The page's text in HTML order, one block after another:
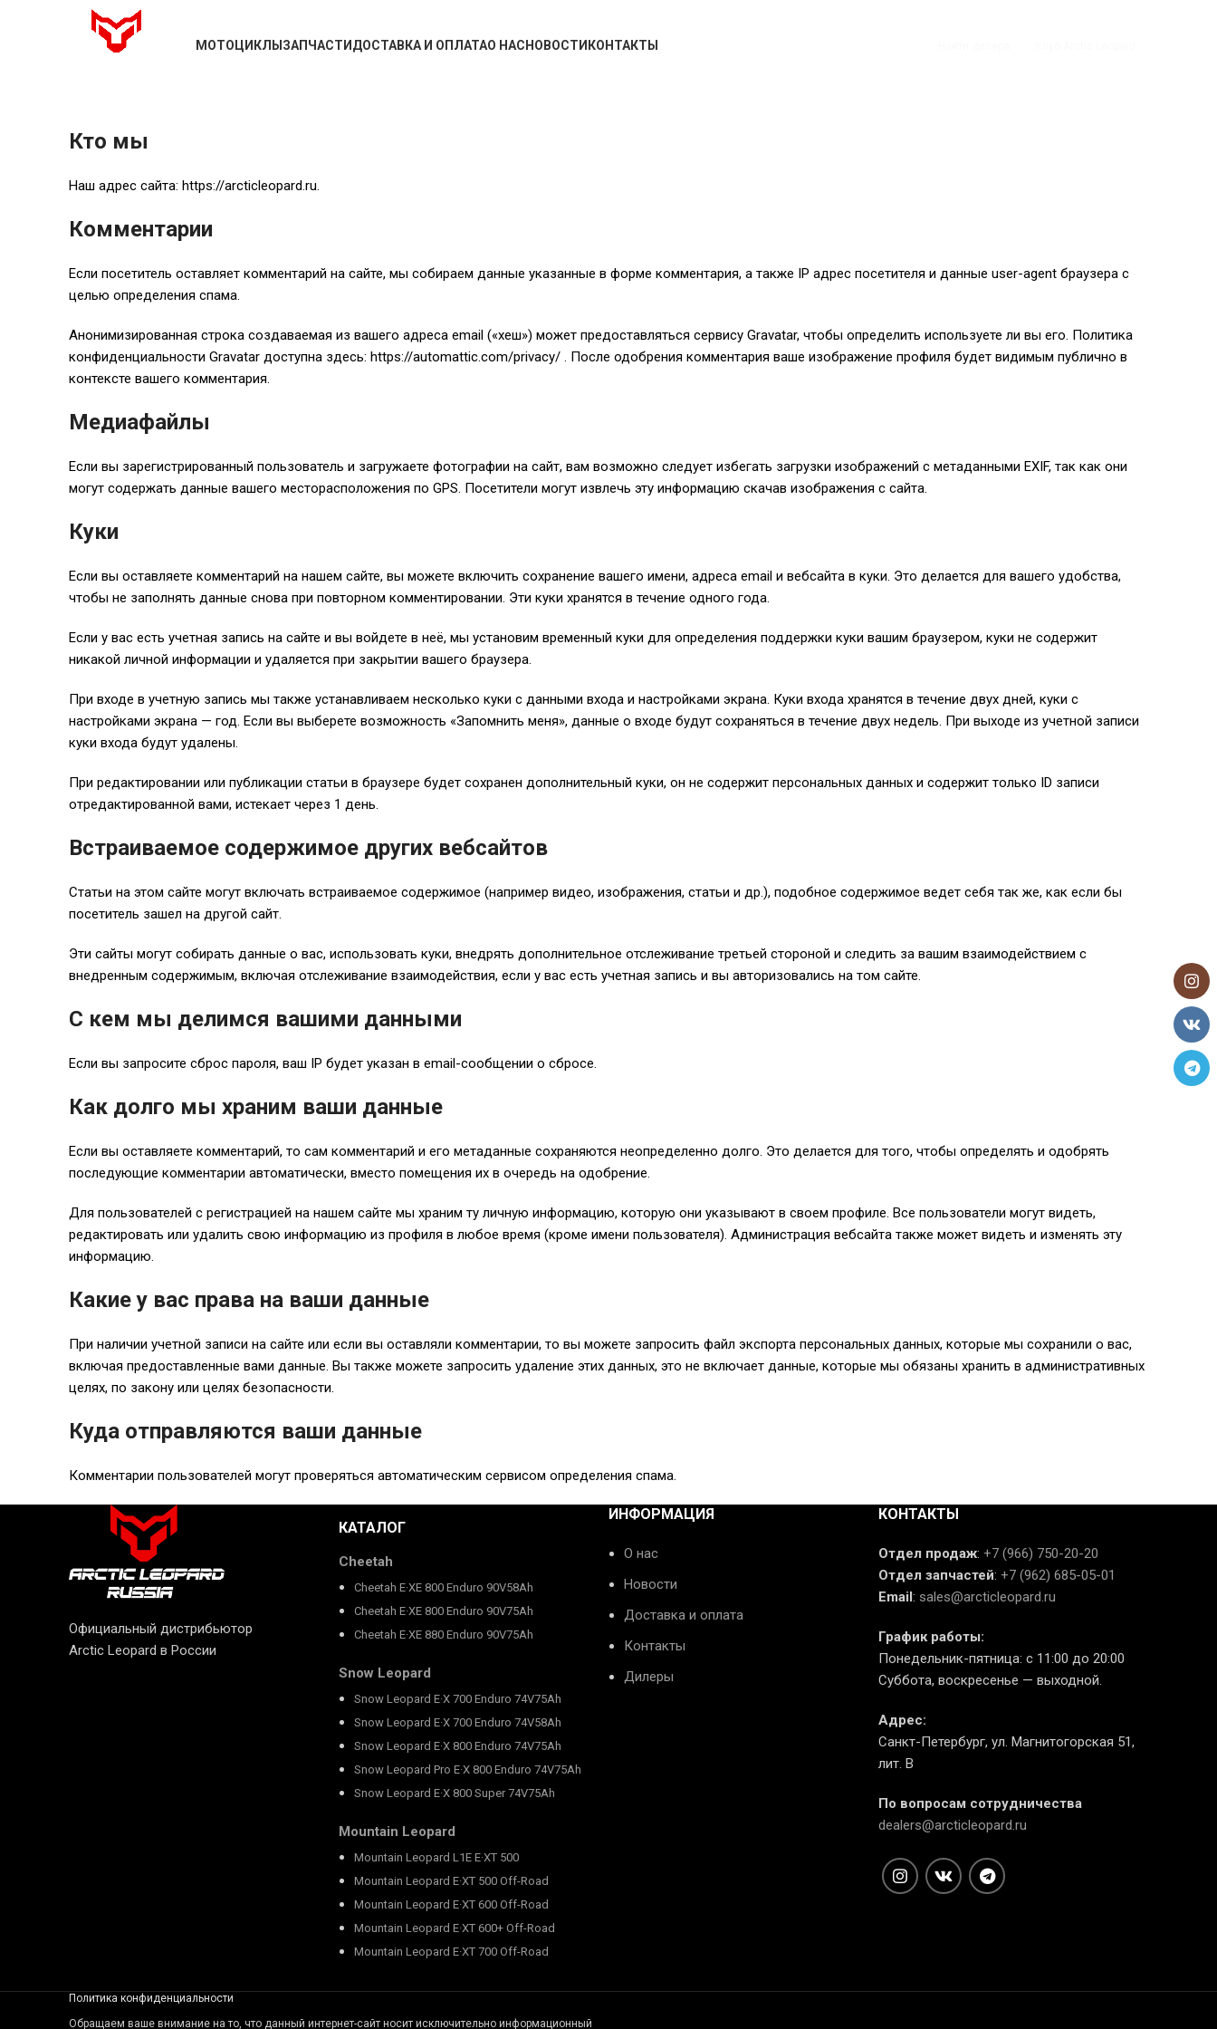
МОТОЦИКЛЫ ЗАПЧАСТИ ДОСТАВКА И ОПЛАТАО НАС НОВОСТИ КОНТАКТЫ
Кто мы
Наш адрес сайта: https://arcticleopard.ru.
Комментарии
Если посетитель оставляет комментарий на сайте, мы собираем данные указанные в форме комментария, а также IP адрес посетителя и данные user-agent браузера с
целью определения спама.
Анонимизированная строка создаваемая из вашего адреса email («хеш») может предоставляться сервису Gravatar, чтобы определить используете ли вы его. Политика
конфиденциальности Gravatar доступна здесь: https://automattic.com/privacy/ . После одобрения комментария ваше изображение профиля будет видимым публично в
контексте вашего комментария.
Медиафайлы
Если вы зарегистрированный пользователь и загружаете фотографии на сайт, вам возможно следует избегать загрузки изображений с метаданными EXIF, так как они
могут содержать данные вашего месторасположения по GPS. Посетители могут извлечь эту информацию скачав изображения с сайта.
Куки
Если вы оставляете комментарий на нашем сайте, вы можете включить сохранение вашего имени, адреса email и вебсайта в куки. Это делается для вашего удобства,
чтобы не заполнять данные снова при повторном комментировании. Эти куки хранятся в течение одного года.
Если у вас есть учетная запись на сайте и вы войдете в неё, мы установим временный куки для определения поддержки куки вашим браузером, куки не содержит
никакой личной информации и удаляется при закрытии вашего браузера.
При входе в учетную запись мы также устанавливаем несколько куки с данными входа и настройками экрана. Куки входа хранятся в течение двух дней, куки с
настройками экрана — год. Если вы выберете возможность «Запомнить меня», данные о входе будут сохраняться в течение двух недель. При выходе из учетной записи
куки входа будут удалены.
При редактировании или публикации статьи в браузере будет сохранен дополнительный куки, он не содержит персональных данных и содержит только ID записи
отредактированной вами, истекает через 1 день.
Встраиваемое содержимое других вебсайтов
Статьи на этом сайте могут включать встраиваемое содержимое (например видео, изображения, статьи и др.), подобное содержимое ведет себя так же, как если бы
посетитель зашел на другой сайт.
Эти сайты могут собирать данные о вас, использовать куки, внедрять дополнительное отслеживание третьей стороной и следить за вашим взаимодействием с
внедренным содержимым, включая отслеживание взаимодействия, если у вас есть учетная запись и вы авторизовались на том сайте.
С кем мы делимся вашими данными
Если вы запросите сброс пароля, ваш IP будет указан в email-сообщении о сбросе.
Как долго мы храним ваши данные
Если вы оставляете комментарий, то сам комментарий и его метаданные сохраняются неопределенно долго. Это делается для того, чтобы определять и одобрять
последующие комментарии автоматически, вместо помещения их в очередь на одобрение.
Для пользователей с регистрацией на нашем сайте мы храним ту личную информацию, которую они указывают в своем профиле. Все пользователи могут видеть,
редактировать или удалить свою информацию из профиля в любое время (кроме имени пользователя). Администрация вебсайта также может видеть и изменять эту
информацию.
Какие у вас права на ваши данные
При наличии учетной записи на сайте или если вы оставляли комментарии, то вы можете запросить файл экспорта персональных данных, которые мы сохранили о вас,
включая предоставленные вами данные. Вы также можете запросить удаление этих данных, это не включает данные, которые мы обязаны хранить в административных
целях, по закону или целях безопасности.
Куда отправляются ваши данные
Комментарии пользователей могут проверяться автоматическим сервисом определения спама.
Официальный дистрибьютор
Arctic Leopard в России
КАТАЛОГ
Cheetah
Cheetah E·XE 800 Enduro 90V58Ah
Cheetah E·XE 800 Enduro 90V75Ah
Cheetah E·XE 880 Enduro 90V75Ah
Snow Leopard
Snow Leopard E·X 700 Enduro 74V75Ah
Snow Leopard E·X 700 Enduro 74V58Ah
Snow Leopard E·X 800 Enduro 74V75Ah
Snow Leopard Pro E·X 800 Enduro 74V75Ah
Snow Leopard E·X 800 Super 74V75Ah
Mountain Leopard
Mountain Leopard L1E E·XT 500
Mountain Leopard E·XT 500 Off-Road
Mountain Leopard E·XT 600 Off-Road
Mountain Leopard E·XT 600+ Off-Road
Mountain Leopard E·XT 700 Off-Road
ИНФОРМАЦИЯ
О нас
Новости
Доставка и оплата
Контакты
Дилеры
КОНТАКТЫ
Отдел продаж: +7 (966) 750-20-20
Отдел запчастей: +7 (962) 685-05-01
Email: sales@arcticleopard.ru
График работы:
Понедельник-пятница: с 11:00 до 20:00
Суббота, воскресенье — выходной.
Адрес:
Санкт-Петербург, ул. Магнитогорская 51,
лит. В
По вопросам сотрудничества
dealers@arcticleopard.ru
Политика конфиденциальности
Обращаем ваше внимание на то, что данный интернет-сайт носит исключительно информационный